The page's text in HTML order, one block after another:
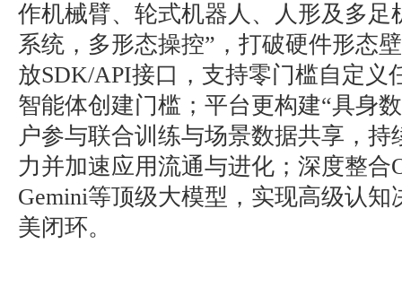
作机械臂、轮式机器人、人形及多足
系统，多形态操控”，打破硬件形态
放SDK/API接口，支持零门槛自定义
智能体创建门槛；平台更构建“具身
户参与联合训练与场景数据共享，
力并加速应用流通与进化；深度整合
Gemini等顶级大模型，实现高级认
美闭环。